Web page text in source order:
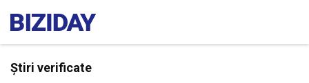
Știri verificate